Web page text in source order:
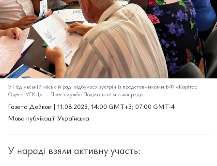
У Подільській міській раді відбулася зустріч із представниками БФ «Карітас
Одеса УГКЦ». – Прес-служба Подільської міської ради
Газета Дейком | 11.08.2023, 14:00 GMT+3; 07:00 GMT-4
Мова публікації: Українська
У нараді взяли активну участь: